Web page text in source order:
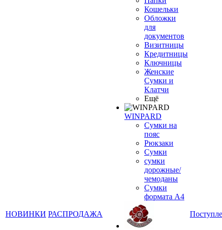
НОВИНКИ РАСПРОДАЖА
Кошельки
Обложки
для
документов
Визитницы
Кредитницы
Ключницы
Женские
Сумки и
Клатчи
Ещё
WINPARD
Сумки на
пояс
Рюкзаки
Сумки
сумки
дорожные/
чемоданы
Сумки
формата А4